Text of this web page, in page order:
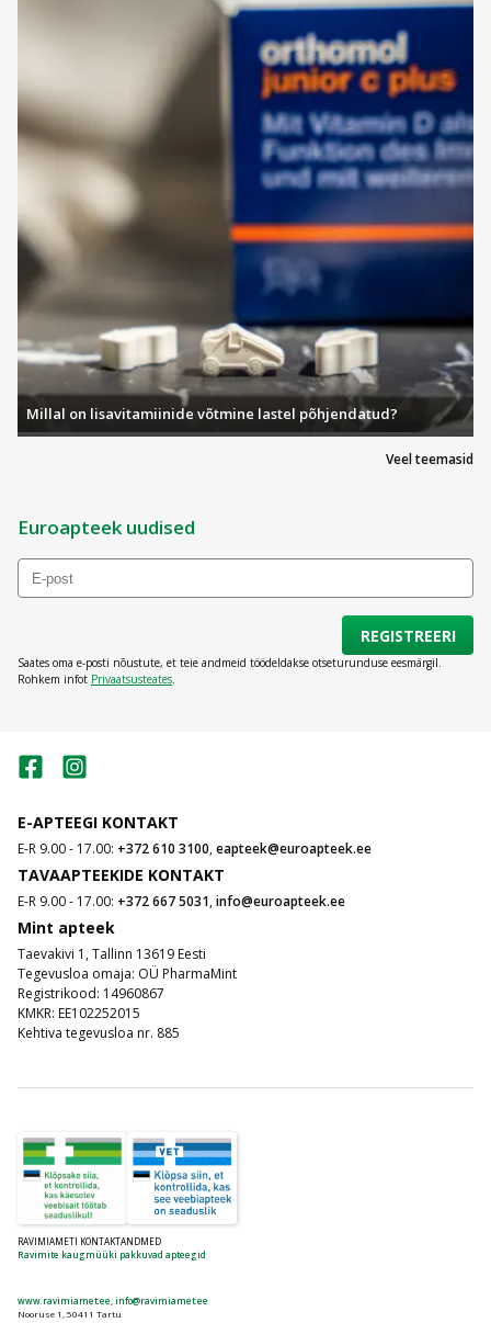
Veel teemasid
Millal on lisavitamiinide võtmine lastel põhjendatud?
Euroapteek uudised
REGISTREERI
Saates oma e-posti nõustute, et teie andmeid töödeldakse otseturunduse eesmärgil.
Rohkem infot Privaatsusteates.
E-APTEEGI KONTAKT
E-R 9.00 - 17.00: +372 610 3100,eapteek@euroapteek.ee
TAVAAPTEEKIDE KONTAKT
E-R 9.00 - 17.00: +372 667 5031,info@euroapteek.ee
Mint apteek
Taevakivi 1, Tallinn 13619 Eesti
Tegevusloa omaja: OÜ PharmaMint
Registrikood: 14960867
KMKR: EE102252015
Kehtiva tegevusloa nr. 885
RAVIMIAMETI KONTAKTANDMED
Ravimite kaugmüüki pakkuvad apteegid
www.ravimiamet.ee info@ravimiamet.ee
Nooruse 1, 50411 Tartu